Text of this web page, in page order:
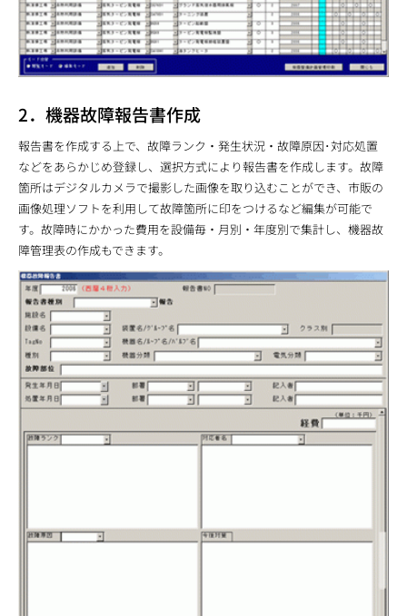
2．機器故障報告書作成
報告書を作成する上で、故障ランク・発生状況・故障原因･対応処置
などをあらかじめ登録し、選択方式により報告書を作成します。故障
箇所はデジタルカメラで撮影した画像を取り込むことができ、市販の
画像処理ソフトを利用して故障箇所に印をつけるなど編集が可能で
す。故障時にかかった費用を設備毎・月別・年度別で集計し、機器故
障管理表の作成もできます。